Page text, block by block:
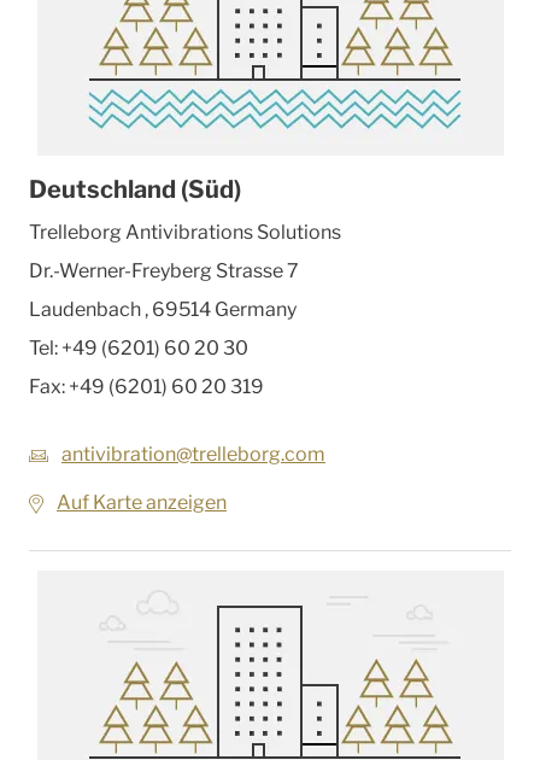
Deutschland (Süd)
Trelleborg Antivibrations Solutions
Dr.-Werner-Freyberg Strasse 7
Laudenbach , 69514 Germany
Tel: +49 (6201) 60 20 30
Fax: +49 (6201) 60 20 319
antivibration@trelleborg.com
Auf Karte anzeigen